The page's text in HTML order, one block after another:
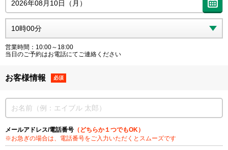
営業時間：10:00～18:00
当日のご予約はお電話にてご連絡ください
お客様情報 必須
メールアドレス/電話番号 （どちらか１つでもOK）
※お急ぎの場合は、電話番号をご入力いただくとスムーズです